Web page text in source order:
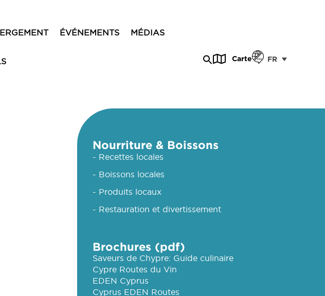
ÉVÉNEMENTS MÉDIAS
Carte FR
Nourriture & Boissons
- Recettes locales
- Boissons locales
- Produits locaux
- Restauration et divertissement
Brochures (pdf)
Saveurs de Chypre: Guide culinaire
Cypre Routes du Vin
EDEN Cyprus
Cyprus EDEN Routes